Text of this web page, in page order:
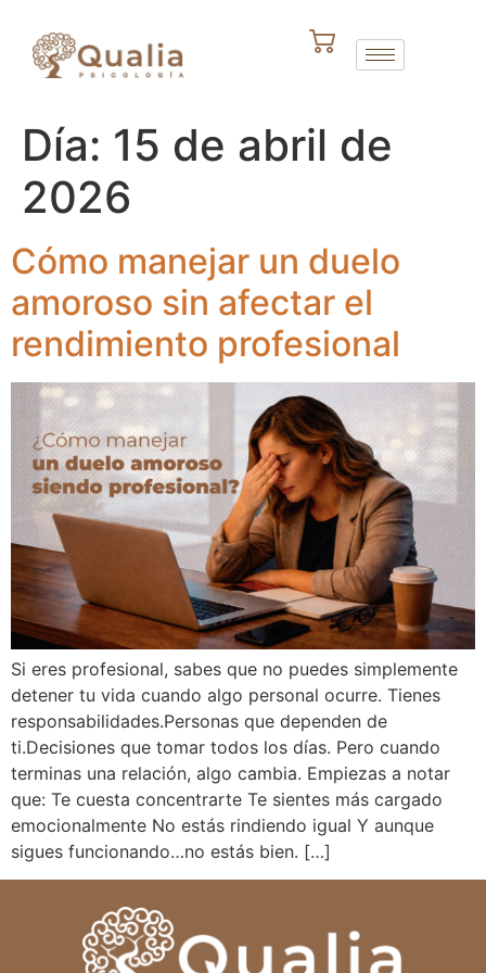
Día: 15 de abril de
2026
Cómo manejar un duelo
amoroso sin afectar el
rendimiento profesional
Si eres profesional, sabes que no puedes simplemente
detener tu vida cuando algo personal ocurre. Tienes
responsabilidades.Personas que dependen de
ti.Decisiones que tomar todos los días. Pero cuando
terminas una relación, algo cambia. Empiezas a notar
que: Te cuesta concentrarte Te sientes más cargado
emocionalmente No estás rindiendo igual Y aunque
sigues funcionando…no estás bien. […]